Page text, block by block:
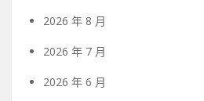
2026 年 8 月
2026 年 7 月
2026 年 6 月